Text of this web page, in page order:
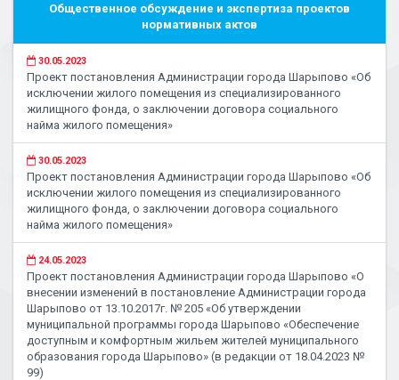
Общественное обсуждение и экспертиза проектов
нормативных актов
30.05.2023
Проект постановления Администрации города Шарыпово «Об
исключении жилого помещения из специализированного
жилищного фонда, о заключении договора социального
найма жилого помещения»
30.05.2023
Проект постановления Администрации города Шарыпово «Об
исключении жилого помещения из специализированного
жилищного фонда, о заключении договора социального
найма жилого помещения»
24.05.2023
Проект постановления Администрации города Шарыпово «О
внесении изменений в постановление Администрации города
Шарыпово от 13.10.2017г. № 205 «Об утверждении
муниципальной программы города Шарыпово «Обеспечение
доступным и комфортным жильем жителей муниципального
образования города Шарыпово» (в редакции от 18.04.2023 №
99)